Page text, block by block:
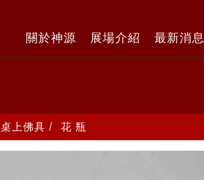
關於神源 展場介紹 最新消息
桌上佛具 花 瓶